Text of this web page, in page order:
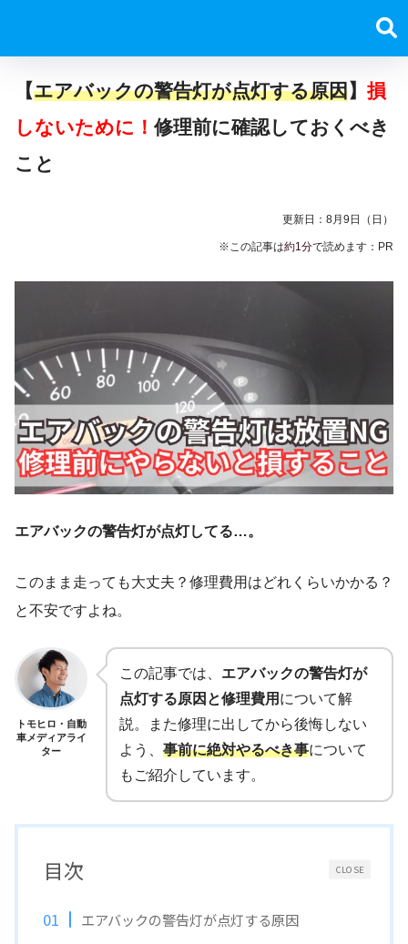
【エアバックの警告灯が点灯する原因】 損
しないために！ 修理前に確認しておくべき
こと
更新日： 8月9日（日）
※この記事は約1分で読めます：PR
エアバックの警告灯が点灯してる…。
このまま走っても大丈夫？修理費用はどれくらいかかる？
と不安ですよね。
トモヒロ・自動
車メディアライ
ター
この記事では、 エアバックの警告灯が
点灯する原因と修理費用 について解
説。
また修理に出してから後悔しない
よう、 事前に絶対やるべき事について
もご紹介しています。
CLOSE
目次
エアバックの警告灯が点灯する原因